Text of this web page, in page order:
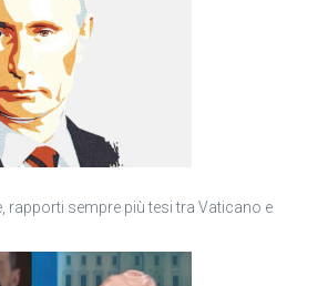
rapporti sempre più tesi tra Vaticano e